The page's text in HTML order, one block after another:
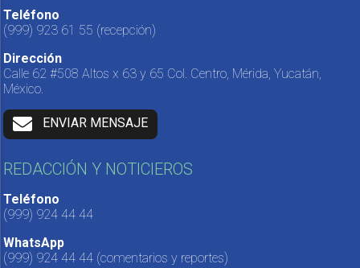
Teléfono
(999) 923 61 55 (recepción)
Dirección
Calle 62 #508 Altos x 63 y 65 Col. Centro, Mérida, Yucatán,
México.
ENVIAR MENSAJE
REDACCIÓN Y NOTICIEROS
Teléfono
(999) 924 44 44
WhatsApp
(999) 924 44 44 (comentarios y reportes)